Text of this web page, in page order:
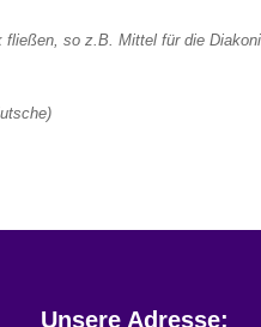
fließen, so z.B. Mittel für die
Unsere Adresse: